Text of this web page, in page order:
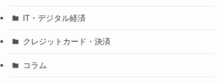
IT・デジタル経済
クレジットカード・決済
コラム